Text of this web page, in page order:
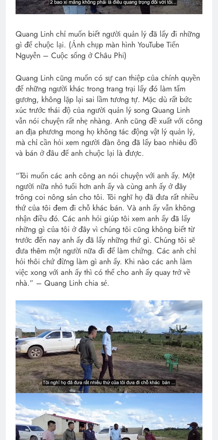
Quang Linh chỉ muốn biết người quản lý đã lấy đi những
gì để chuộc lại. (Ảnh chụp màn hình YouTube Tiến
Nguyễn – Cuộc sống ở Châu Phi)
Quang Linh cũng muốn có sự can thiệp của chính quyền
để những người khác trong trang trại lấy đó làm tấm
gương, không lặp lại sai lầm tương tự. Mặc dù rất bức
xúc trước thái độ của người quản lý song Quang Linh
vẫn nói chuyện rất nhẹ nhàng. Anh cũng đề xuất với công
an địa phương mong họ không tác động vật lý quản lý,
mà chỉ cần hỏi xem người đàn ông đã lấy bao nhiêu đồ
và bán ở đâu để anh chuộc lại là được.
“Tôi muốn các anh công an nói chuyện với anh ấy. Một
người nữa nhỏ tuổi hơn anh ấy và cùng anh ấy ở đây
trông coi nông sản cho tôi. Tôi nghĩ họ đã đưa rất nhiều
thứ của tôi đem đi chỗ khác bán. Và anh ấy vẫn không
nhận điều đó. Các anh hỏi giúp tôi xem anh ấy đã lấy
những gì của tôi ở đây vì chúng tôi cũng không biết từ
trước đến nay anh ấy đã lấy những thứ gì. Chúng tôi sẽ
đưa thêm một người nữa đi để làm chứng. Các anh chỉ
hỏi thôi chứ đừng làm gì anh ấy. Khi nào các anh làm
việc xong với anh ấy thì có thể cho anh ấy quay trở về
nhà.” – Quang Linh chia sẻ.